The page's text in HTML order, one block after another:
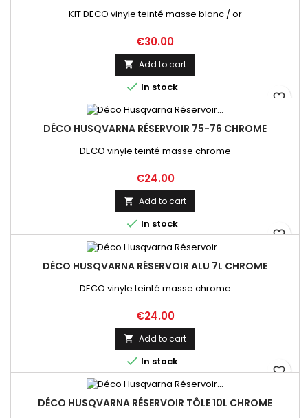
KIT DECO vinyle teinté masse blanc / or
Price
€30.00
 Add to cart
 In stock
favorite_border
DÉCO HUSQVARNA RÉSERVOIR 75-76 CHROME
DECO vinyle teinté masse chrome
Price
€24.00
 Add to cart
 In stock
favorite_border
DÉCO HUSQVARNA RÉSERVOIR ALU 7L CHROME
DECO vinyle teinté masse chrome
Price
€24.00
 Add to cart
 In stock
favorite_border
DÉCO HUSQVARNA RÉSERVOIR TÔLE 10L CHROME